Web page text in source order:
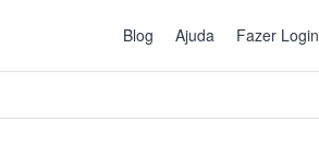
Blog Ajuda Fazer Login